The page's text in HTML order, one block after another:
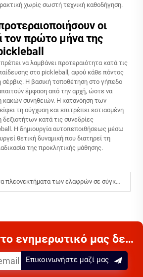
χωρίς σωστή τεχνική καθοδήγηση.
οι
τον πρώτο μήνα της
να λαμβάνει προτεραιότητα κατά τις
στο pickleball, αφού κάθε πόντος
σέρβις. Η βασική τοποθέτηση στο γήπεδο
έμφαση από την αρχή, ώστε να
κακών συνηθειών. Η κατανόηση των
τη σύγχυση και επιτρέπει εστιασμένη
κατά τις συνεδρίες
Η δημιουργία αυτοπεποιθήσεως μέσω
θετική δυναμική που διατηρεί τη
της προκλητικής μάθησης.
των ελαφρών σε σύγκριση με τα βαριά ρακέτες πικλμπόλ;
Εγγραφείτε στο ενημερωτικό μας δελτίο
Επικοινωνήστε μαζί μας